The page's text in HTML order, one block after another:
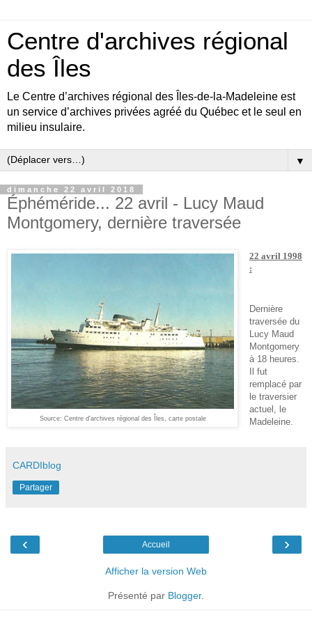
Centre d'archives régional
des Îles
Le Centre d’archives régional des Îles-de-la-Madeleine est
un service d’archives privées agréé du Québec et le seul en
milieu insulaire.
▼
dimanche 22 avril 2018
Éphéméride... 22 avril - Lucy Maud
Montgomery, dernière traversée
Source: Centre d'archives régional des Îles, carte postale
22 avril 1998
:
Dernière
traversée du
Lucy Maud
Montgomery
à 18 heures.
Il fut
remplacé par
le traversier
actuel, le
Madeleine.
CARDIblog
Partager
‹ ›
Accueil
Afficher la version Web
Présenté par Blogger.